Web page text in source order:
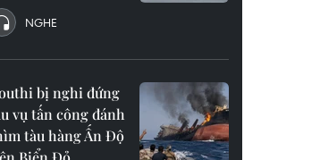
NGHE
bị nghi đứng
vụ tấn công đánh
tàu hàng Ấn Độ